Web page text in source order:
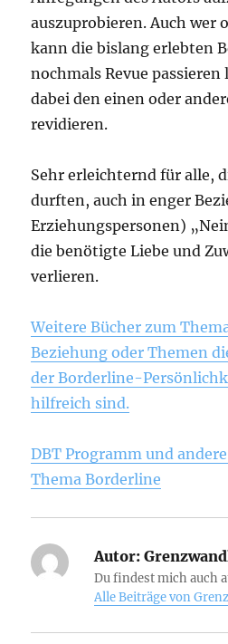
auszuprobieren. Auch wer
kann die bislang erlebten
nochmals Revue
dabei den einen oder
revidieren.
Sehr erleichternd für alle,
durften, auch in enger
Erziehungspersonen)
die benötigte Liebe und
verlieren.
Weitere Bücher zum
Beziehung oder Themen
der Borderline-
hilfreich sind.
DBT Programm und
Thema Borderline
Autor:
Du findest mich auch
Alle Beiträge von